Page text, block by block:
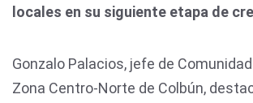
locales en su siguiente etapa de
Gonzalo Palacios, jefe de
Zona Centro-Norte de Colbún,